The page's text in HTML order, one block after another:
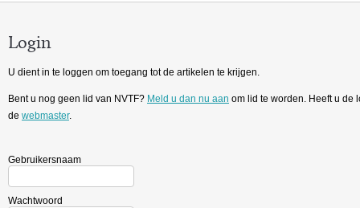
Login
U dient in te loggen om toegang tot de artikelen te krijgen.
Bent u nog geen lid van NVTF? Meld u dan nu aan om lid te worden. Heeft u de
de webmaster.
Gebruikersnaam
Wachtwoord